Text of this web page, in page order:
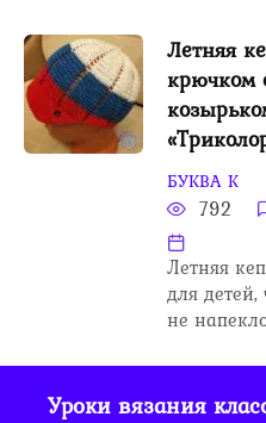
Летняя
крючком
БУКВА К
792
Летняя
для детей,
не
Уроки вязания